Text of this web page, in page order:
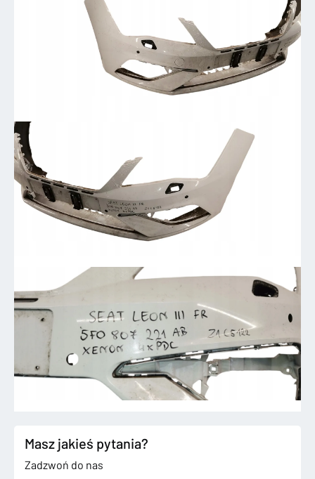
Masz jakieś pytania?
Zadzwoń do nas